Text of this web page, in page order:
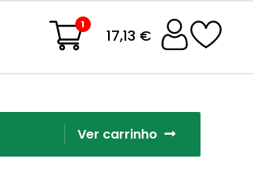
1
17,13 €
Ver carrinho